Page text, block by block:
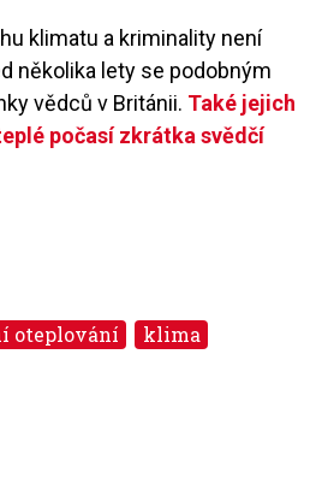
klimatu a kriminality není
několika lety se podobným
vědců v Británii. Také jejich
počasí zkrátka svědčí
oteplování
klima